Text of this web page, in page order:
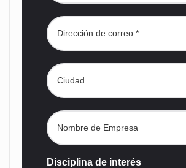
Disciplina de interés